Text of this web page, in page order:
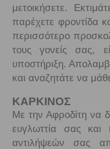
μετοικήσετε.
παρέχετε φροντίδα
περισσότερο
τους γονείς σας,
υποστήριξη.
και αναζητάτε να
ΚΑΡΚΙΝΟΣ
Με την Αφροδίτη να
ευγλωττία σας
αντιλήψεών σας